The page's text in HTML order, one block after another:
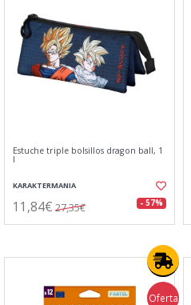
Estuche triple bolsillos dragon ball, 1
l
KARAKTERMANIA
11,84€ 27,35€ - 57%
Oferta